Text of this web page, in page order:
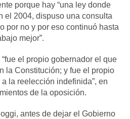
porque hay “una ley donde
el 2004, dispuso una consulta
por no y por eso continuó hasta
mejor”.
el propio gobernador el que
la Constitución; y fue el propio
la reelección indefinida”, en
de la oposición.
antes de dejar el Gobierno